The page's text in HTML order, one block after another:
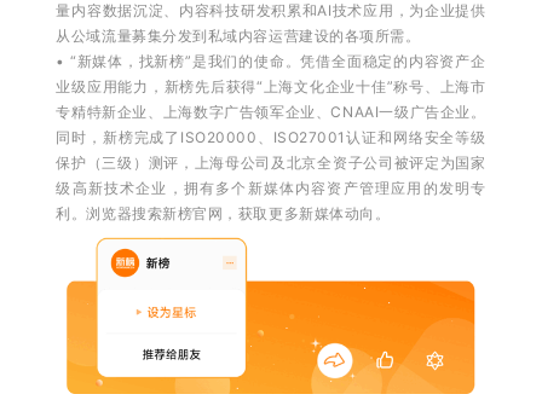
量内容数据沉淀、内容科技研发积累和AI技术应用，为企业提供
从公域流量募集分发到私域内容运营建设的各项所需。
• “新媒体，找新榜”是我们的使命。凭借全面稳定的内容资产企
业级应用能力，新榜先后获得“上海文化企业十佳”称号、上海市
专精特新企业、上海数字广告领军企业、CNAAⅠ一级广告企业。
同时，新榜完成了ISO20000、ISO27001认证和网络安全等级
保护（三级）测评，上海母公司及北京全资子公司被评定为国家
级高新技术企业，拥有多个新媒体内容资产管理应用的发明专
利。浏览器搜索新榜官网，获取更多新媒体动向。